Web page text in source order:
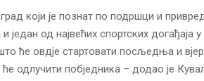
који је познат по подршци и
један од највећих спортских догађаја
ће овдје стартовати посљедња и
ће одлучити побједника – додао је